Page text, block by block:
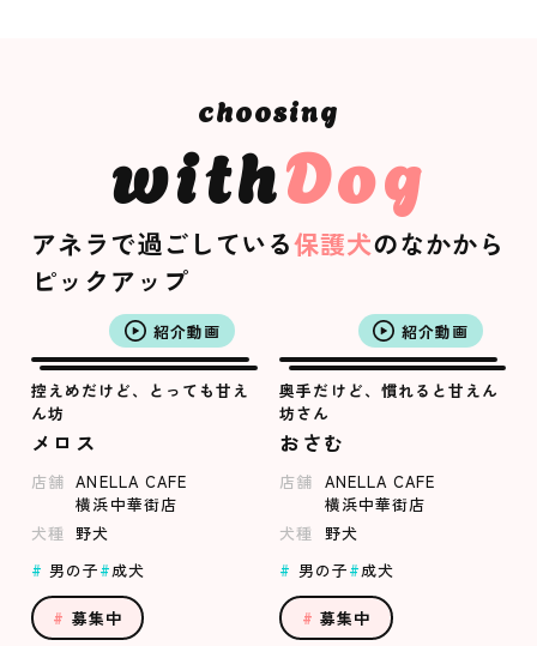
withDog
アネラで過ごしている保護犬のなかから
ピックアップ
紹介動画
控えめだけど、とっても甘え
ん坊
メロス
店舗 ANELLA CAFE
横浜中華街店
犬種
野犬
男の子
成犬
募集中
紹介動画
奥手だけど、慣れると甘えん
坊さん
おさむ
店舗 ANELLA CAFE
横浜中華街店
犬種
野犬
男の子
成犬
募集中